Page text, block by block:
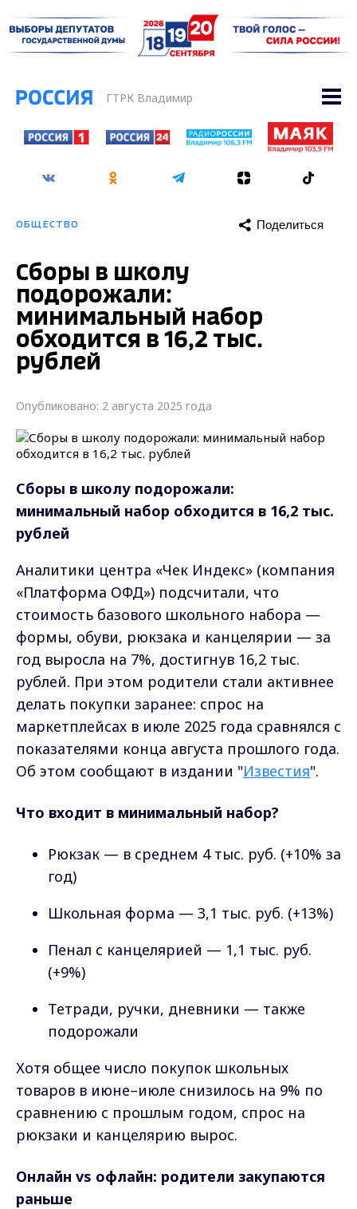
ГТРК Владимир
ОБЩЕСТВО Поделиться
Сборы в школу
подорожали:
минимальный набор
обходится в 16,2 тыс.
рублей
Опубликовано: 2 августа 2025 года
Сборы в школу подорожали:
минимальный набор обходится в 16,2 тыс.
рублей
Аналитики центра «Чек Индекс» (компания
«Платформа ОФД») подсчитали, что
стоимость базового школьного набора —
формы, обуви, рюкзака и канцелярии — за
год выросла на 7%, достигнув 16,2 тыс.
рублей. При этом родители стали активнее
делать покупки заранее: спрос на
маркетплейсах в июле 2025 года сравнялся с
показателями конца августа прошлого года.
Об этом сообщают в издании "Известия".
Что входит в минимальный набор?
Рюкзак — в среднем 4 тыс. руб. (+10% за
год)
Школьная форма — 3,1 тыс. руб. (+13%)
Пенал с канцелярией — 1,1 тыс. руб.
(+9%)
Тетради, ручки, дневники — также
подорожали
Хотя общее число покупок школьных
товаров в июне–июле снизилось на 9% по
сравнению с прошлым годом, спрос на
рюкзаки и канцелярию вырос.
Онлайн vs офлайн: родители закупаются
раньше